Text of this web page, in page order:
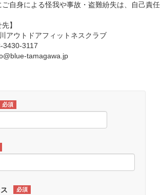
ご自身による怪我や事故・盗難紛失は、自己責
】
アウトドアフィットネスクラブ
3430-3117
tamagawa.jp
必須
必須